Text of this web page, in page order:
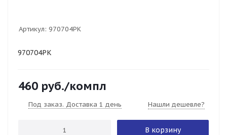
Артикул: 970704PK
970704PK
460 руб./компл
Под заказ. Доставка 1 день Нашли дешевле?
В корзину